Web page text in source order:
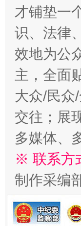
才铺垫一
识、法律
效地为公
主，全面
大众/民众
交往；展
多媒体、
※ 联系方
制作采编